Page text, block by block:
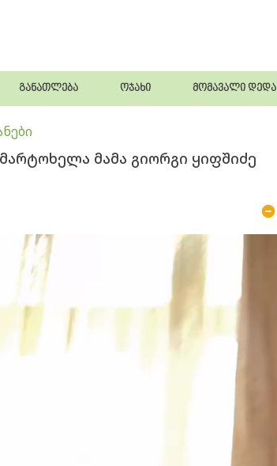
განათლება ოჯახი მომავალი დედა
მამა გიორგი ყიფშიძე